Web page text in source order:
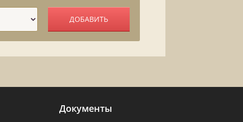
ДОБАВИТЬ
Документы